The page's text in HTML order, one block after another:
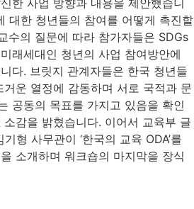
대한 청년들의 참여를 어떻게 촉진할
수의 질문에 따라 참가자들은 SDGs
래세대인 청년의 사업 참여방안에
다. 브릿지 관계자들은 한국 청년들
운 열정에 감동하며 서로 국적과 문
공동의 목표를 가지고 있음을 확인
감을 밝혔습니다. 이어서 교육부 글
형 사무관이 ‘한국의 교육 ODA’를
소개하며 워크숍의 마지막을 장식